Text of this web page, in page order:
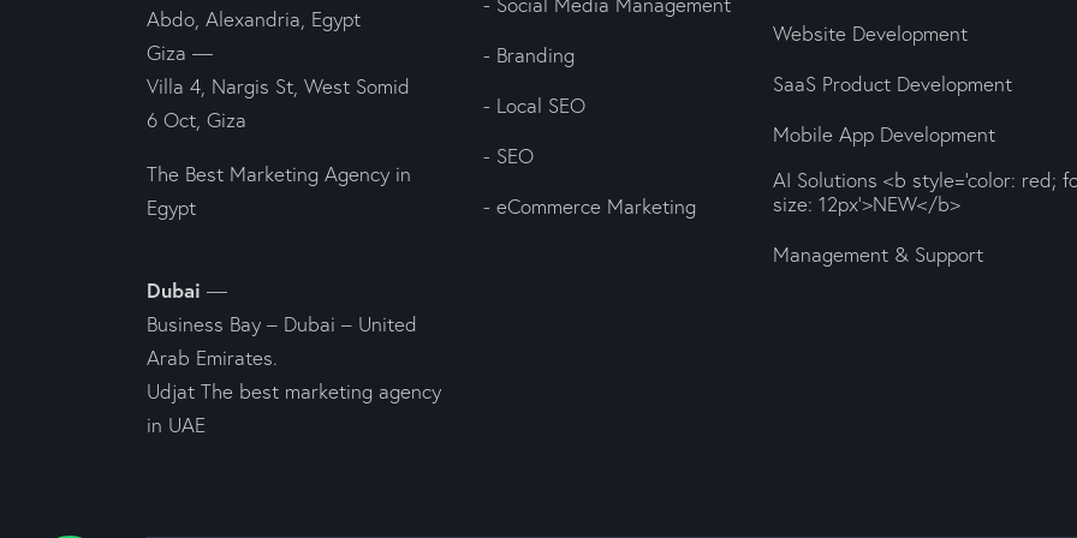
Abdo, Alexandria, Egypt
Giza —
Villa 4, Nargis St, West Somid
6 Oct, Giza
The Best Marketing Agency in
Egypt
Dubai —
Business Bay – Dubai – United
Arab Emirates.
Udjat The best marketing agency
in UAE
- Branding
- Local SEO
- SEO
- eCommerce Marketing
Website Development
SaaS Product Development
Mobile App Development
AI Solutions <b style='color: red;
size: 12px'>NEW</b>
Management & Support